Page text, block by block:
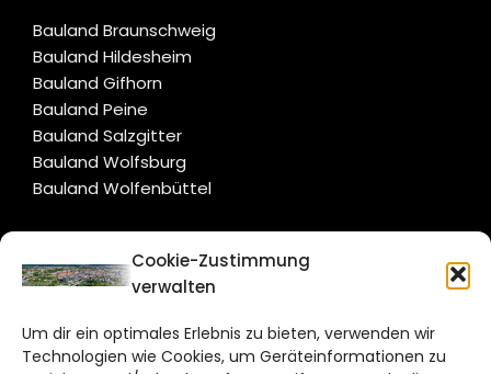
Cookie-Zustimmung
verwalten
Um dir ein optimales Erlebnis zu bieten, verwenden wir
Technologien wie Cookies, um Geräteinformationen zu
Bauland Braunschweig
Bauland Hildesheim
Bauland Gifhorn
Bauland Peine
Bauland Salzgitter
Bauland Wolfsburg
Bauland Wolfenbüttel
CITYLIFE!
Bruchtorwall 12